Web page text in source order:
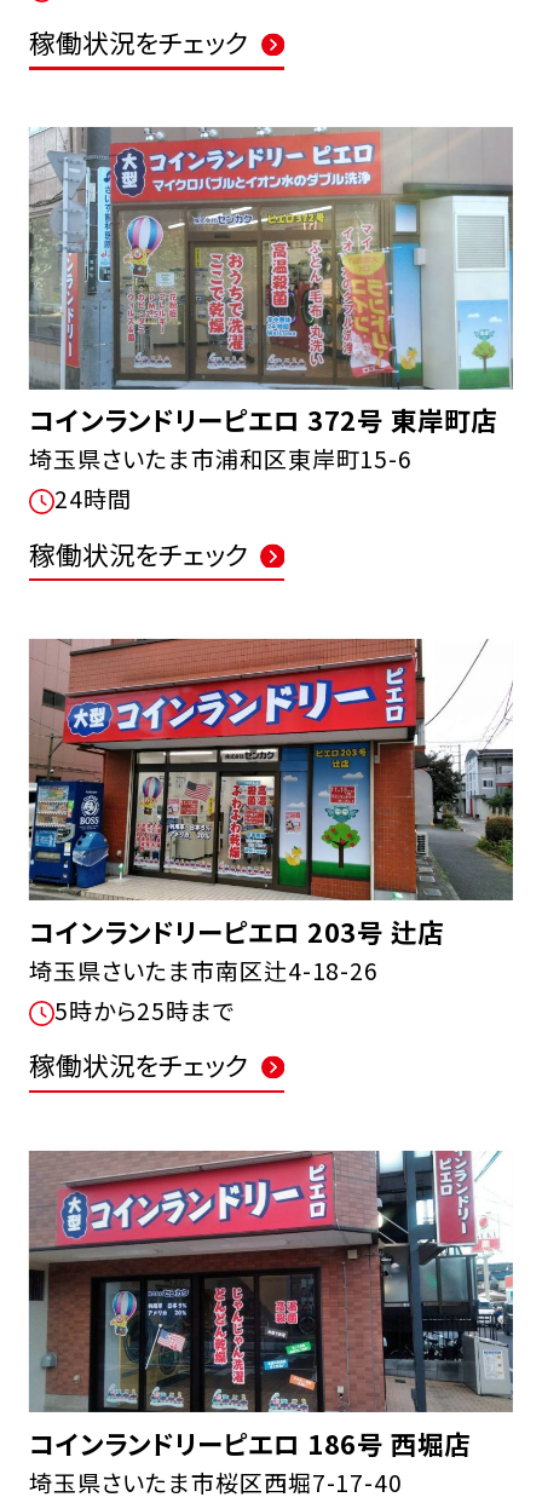
稼働状況をチェック
コインランドリーピエロ 372号 東岸町店
埼玉県さいたま市浦和区東岸町15-6
24時間
稼働状況をチェック
コインランドリーピエロ 203号 辻店
埼玉県さいたま市南区辻4-18-26
5時から25時まで
稼働状況をチェック
コインランドリーピエロ 186号 西堀店
埼玉県さいたま市桜区西堀7-17-40